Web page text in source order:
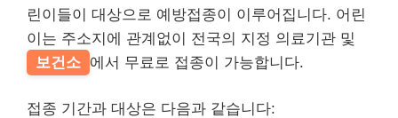
린이들이 대상으로 예방접종이 이루어집니다. 어린
이는 주소지에 관계없이 전국의 지정 의료기관 및
보건소 에서 무료로 접종이 가능합니다.
접종 기간과 대상은 다음과 같습니다: